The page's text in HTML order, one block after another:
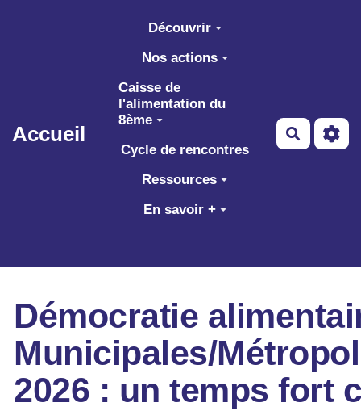
Aller au contenu principal
Accueil
Découvrir
Nos actions
Caisse de
l'alimentation du
8ème
Cycle de rencontres
Ressources
En savoir +
Démocratie
Municipales/
2026 : un temps fort